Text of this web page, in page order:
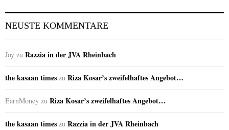
NEUSTE KOMMENTARE
Joy zu Razzia in der JVA Rheinbach
the kasaan times zu Riza Kosar’s zweifelhaftes Angebot…
EarnMoney zu Riza Kosar’s zweifelhaftes Angebot…
the kasaan times zu Razzia in der JVA Rheinbach